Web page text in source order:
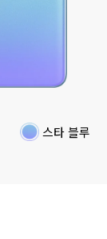
스타 블루